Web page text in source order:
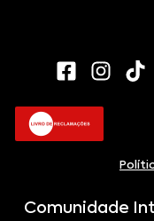
Comunidade